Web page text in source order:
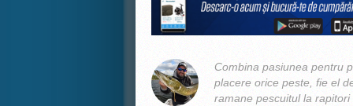
Combina pasiunea pentru
placere orice peste, fie el
ramane pescuitul la